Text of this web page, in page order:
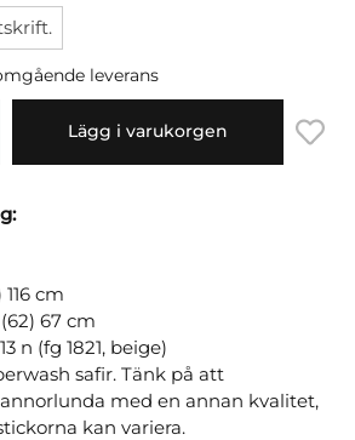
leverans
Lägg i varukorgen
cm
67 cm
n (fg 1821, beige)
safir. Tänk på att
med en annan kvalitet,
kan variera.